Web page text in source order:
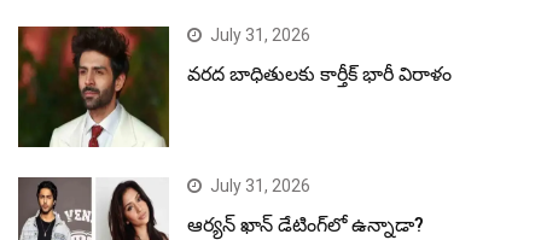
July 31, 2026
వరద బాధితులకు కార్తీక్ భారీ విరాళం
July 31, 2026
ఆర్యన్ ఖాన్ డేటింగ్‌లో ఉన్నాడా?